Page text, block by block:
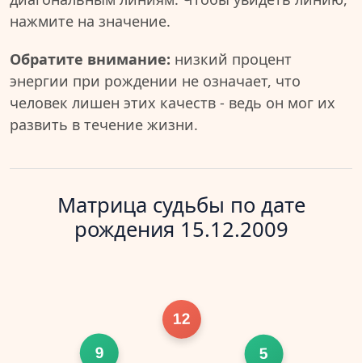
нажмите на значение.
Обратите внимание: низкий процент
энергии при рождении не означает, что
человек лишен этих качеств - ведь он мог их
развить в течение жизни.
Матрица судьбы по дате
рождения 15.12.2009
12
9 5